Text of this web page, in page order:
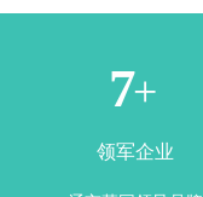
1+
领军企业